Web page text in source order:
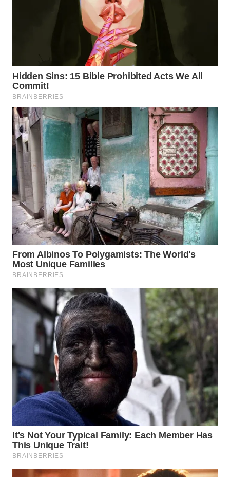
WN DELI
SERDANG
TEBING
TINGGI
WN
PAKPAK
KARAWANG
WN
BEKASI
WN
BOGOR
WN
DEPOK
WN
TAPANULI
UTARA
SAMOSIR
WN
PADANG
LAWAS